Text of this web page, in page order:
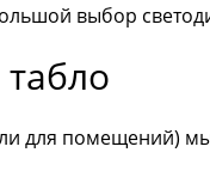
выбор
для помещений)